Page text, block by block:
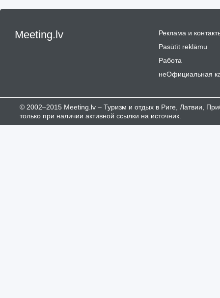
Meeting.lv
Реклама и
Pasūtīt reklāmu
Работа
неОфициальная
© 2002–2015 Meeting.lv – Туризм и отдых в Риге, Латвии,
только при наличии активной ссылки на источник.